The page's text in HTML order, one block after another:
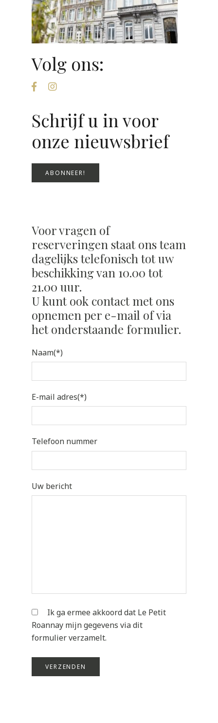
Volg ons:
Schrijf u in voor
onze nieuwsbrief
ABONNEER!
Voor vragen of
reserveringen staat ons team
dagelijks telefonisch tot uw
beschikking van 10.00 tot
21.00 uur.
U kunt ook contact met ons
opnemen per e-mail of via
het onderstaande formulier.
Naam(*)
E-mail adres(*)
Telefoon nummer
Uw bericht
Ik ga ermee akkoord dat Le Petit
Roannay mijn gegevens via dit
formulier verzamelt.